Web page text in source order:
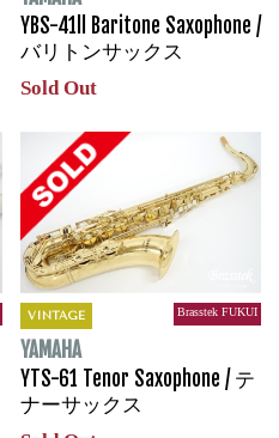
YBS-41ll Baritone Saxophone /
バリトンサックス
Sold Out
VINTAGE Brasstek FUKUI
YAMAHA
YTS-61 Tenor Saxophone / テ
ナーサックス